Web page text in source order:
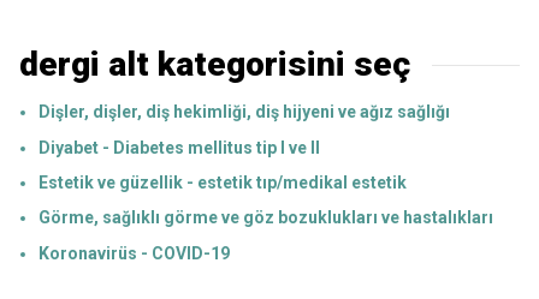
dergi alt kategorisini seç
Dişler, dişler, diş hekimliği, diş hijyeni ve ağız sağlığı
Diyabet - Diabetes mellitus tip I ve II
Estetik ve güzellik - estetik tıp/medikal estetik
Görme, sağlıklı görme ve göz bozuklukları ve hastalıkları
Koronavirüs - COVID-19